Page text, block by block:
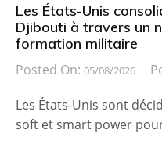
Les États-Unis
Djibouti à travers un
formation militaire
Posted On: 05/08/2026
Les États-Unis sont
soft et smart power